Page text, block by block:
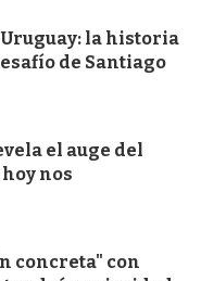
la historia
de Santiago
el auge del
nos
concreta" con